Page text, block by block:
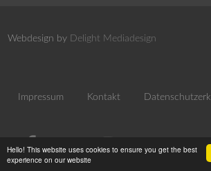
Hello! This website uses cookies to ensure you get the best
experience on our website
Webdesign by Delight Mediadesign
Impressum Kontakt